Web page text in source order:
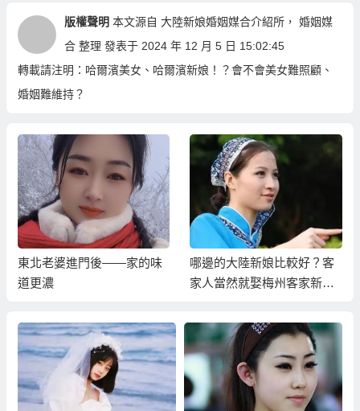
版權聲明 本文源自 大陸新娘婚姻媒合介紹所， 婚姻媒
合整理 發表于 2024 年 12 月 5 日 15:02:45
轉載請注明： 哈爾濱美女、哈爾濱新娘！？會不會美女難照顧、
婚姻難維持？
東北老婆進門後——家的味
道更濃
哪邊的大陸新娘比較好？客
家人當然就娶梅州客家新娘